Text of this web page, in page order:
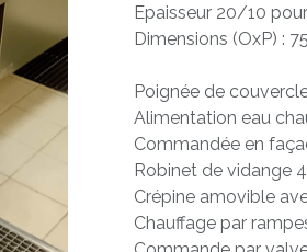
Epaisseur 20/10
Dimensions (OxP) :
Poignée de
Alimentation eau
Commandée en
Robinet de vidange
Crépine amovible
Chauffage par